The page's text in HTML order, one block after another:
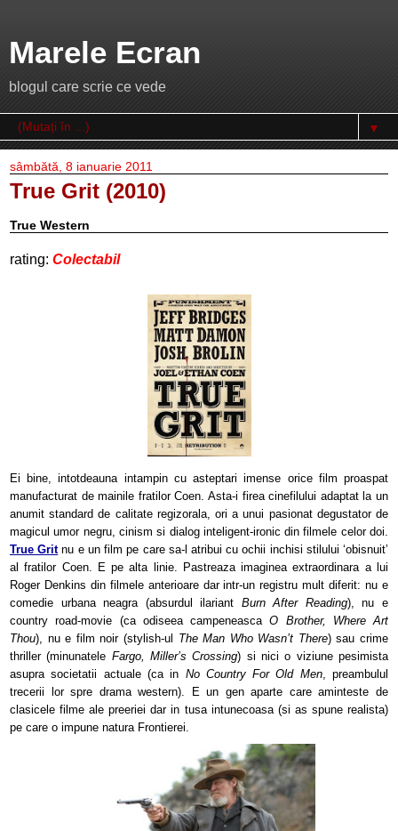
Marele Ecran
blogul care scrie ce vede
▼
sâmbătă, 8 ianuarie 2011
True Grit (2010)
True Western
rating: Colectabil
Ei bine, intotdeauna intampin cu asteptari imense orice film proaspat
manufacturat de mainile fratilor Coen. Asta-i firea cinefilului adaptat la un
anumit standard de calitate regizorala, ori a unui pasionat degustator de
magicul umor negru, cinism si dialog inteligent-ironic din filmele celor doi.
True Gritnu e un film pe care sa-l atribui cu ochii inchisi stilului ‘obisnuit’
al fratilor Coen. E pe alta linie. Pastreaza imaginea extraordinara a lui
Roger Denkins din filmele anterioare dar intr-un registru mult diferit: nu e
comedie urbana neagra (absurdul ilariant Burn After Reading), nu e
country road-movie (ca odiseea campeneascaO Brother, Where Art
Thou), nu e film noir (stylish-ul The Man Who Wasn’t There) sau crime
thriller (minunatele Fargo, Miller’s Crossing) si nici o viziune pesimista
asupra societatii actuale (ca in No Country For Old Men, preambulul
trecerii lor spre drama western). E un gen aparte care aminteste de
clasicele filme ale preeriei dar in tusa intunecoasa (si as spune realista)
pe care o impune natura Frontierei.